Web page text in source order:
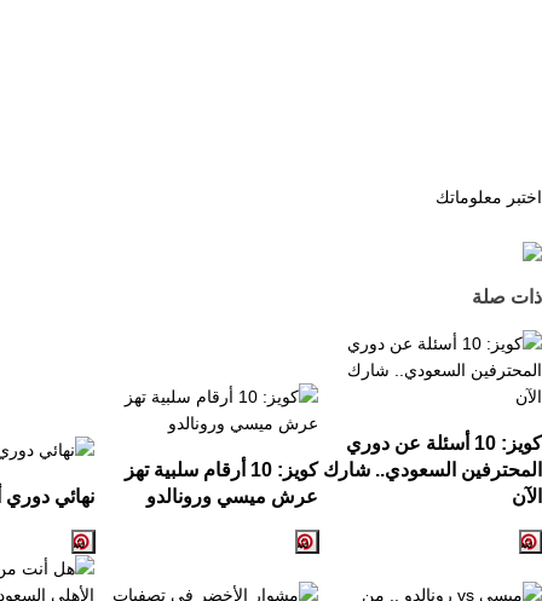
اختبر معلوماتك
ذات صلة
كويز: 10 أسئلة عن دوري
المحترفين السعودي.. شارك
الآن
كويز: 10 أرقام سلبية تهز
عرش ميسي ورونالدو
نهائي دوري